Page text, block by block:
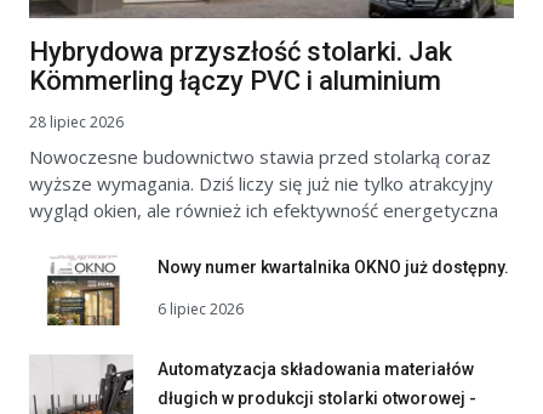
Hybrydowa przyszłość stolarki. Jak
Kömmerling łączy PVC i aluminium
28 lipiec 2026
Nowoczesne budownictwo stawia przed stolarką coraz
wyższe wymagania. Dziś liczy się już nie tylko atrakcyjny
wygląd okien, ale również ich efektywność energetyczna
Nowy numer kwartalnika OKNO już dostępny.
6 lipiec 2026
Automatyzacja składowania materiałów
długich w produkcji stolarki otworowej -